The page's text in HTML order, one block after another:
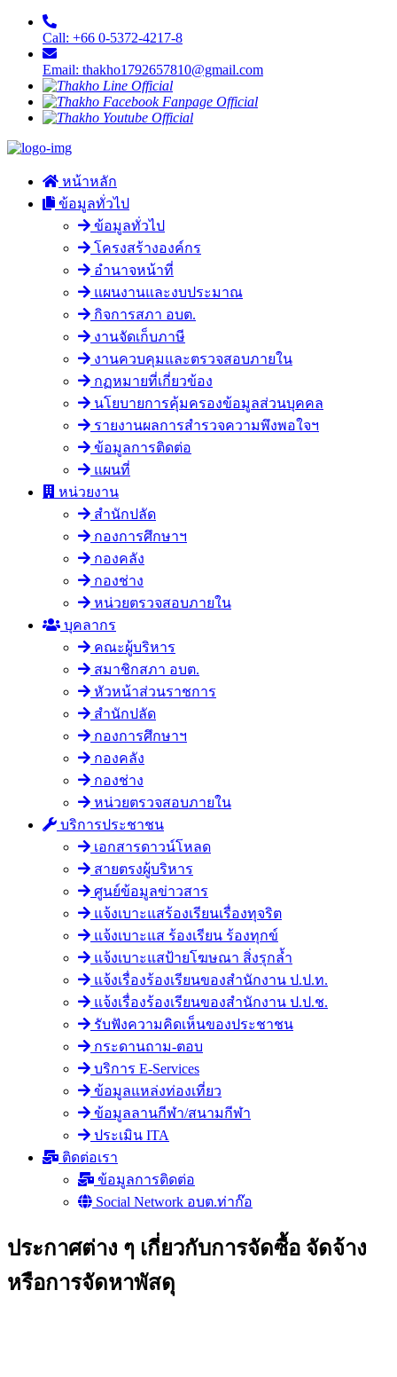
Call: +66 0-5372-4217-8
Email: thakho1792657810@gmail.com
หน้าหลัก
ข้อมูลทั่วไป
ข้อมูลทั่วไป
โครงสร้างองค์กร
อำนาจหน้าที่
แผนงานและงบประมาณ
กิจการสภา อบต.
งานจัดเก็บภาษี
งานควบคุมและตรวจสอบภายใน
กฏหมายที่เกี่ยวข้อง
นโยบายการคุ้มครองข้อมูลส่วนบุคคล
รายงานผลการสำรวจความพึงพอใจฯ
ข้อมูลการติดต่อ
แผนที่
หน่วยงาน
สำนักปลัด
กองการศึกษาฯ
กองคลัง
กองช่าง
หน่วยตรวจสอบภายใน
บุคลากร
คณะผู้บริหาร
สมาชิกสภา อบต.
หัวหน้าส่วนราชการ
สำนักปลัด
กองการศึกษาฯ
กองคลัง
กองช่าง
หน่วยตรวจสอบภายใน
บริการประชาชน
เอกสารดาวน์โหลด
สายตรงผู้บริหาร
ศูนย์ข้อมูลข่าวสาร
แจ้งเบาะแสร้องเรียนเรื่องทุจริต
แจ้งเบาะแส ร้องเรียน ร้องทุกข์
แจ้งเบาะแสป้ายโฆษณา สิ่งรุกล้ำ
แจ้งเรื่องร้องเรียนของสำนักงาน ป.ป.ท.
แจ้งเรื่องร้องเรียนของสำนักงาน ป.ป.ช.
รับฟังความคิดเห็นของประชาชน
กระดานถาม-ตอบ
บริการ E-Services
ข้อมูลแหล่งท่องเที่ยว
ข้อมูลลานกีฬา/สนามกีฬา
ประเมิน ITA
ติดต่อเรา
ข้อมูลการติดต่อ
Social Network อบต.ท่าก๊อ
ประกาศต่าง ๆ เกี่ยวกับการจัดซื้อ จัดจ้าง
หรือการจัดหาพัสดุ